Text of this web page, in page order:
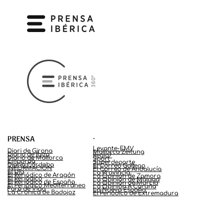
PRENSA
Diari de Girona
Diario de Ibiza
Diario de Mallorca
Empordà
Diario Córdoba
INFORMACIÓN
El Día
El Periódico de Aragón
El Periódico
El Periódico de España
El Periódico Mediterráneo
Faro de Vigo
La Crónica de Badajoz
.
Levante-EMV
Mallorca Zeitung
Regio7
Sport
Superdeporte
El Correo Gallego
El Correo de Andalucía
La Provincia
La Opinión de Zamora
La Opinión de Málaga
La Opinión de Murcia
La Opinión A Coruña
La Nueva España
El Periódico de Extremadura